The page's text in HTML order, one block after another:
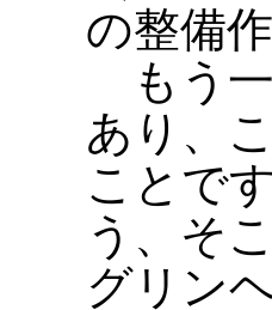
の整備
もう一
あり、
ことで
う、そ
グリン